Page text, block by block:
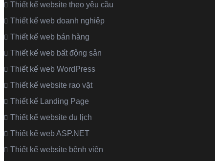
Thiết kế website theo yêu cầu
Thiết kế web doanh nghiệp
Thiết kế web bán hàng
Thiết kế web bất động sản
Thiết kế web WordPress
Thiết kế website rao vặt
Thiết kế Landing Page
Thiết kế website du lịch
Thiết kế web ASP.NET
Thiết kế website bệnh viện